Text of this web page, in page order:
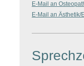
E-Mail an
E-Mail an Ästhetik/